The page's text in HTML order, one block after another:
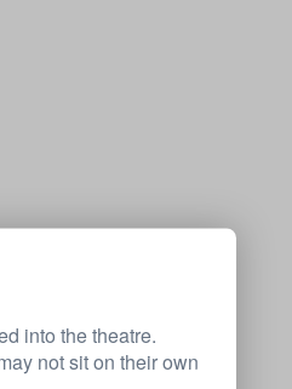
into the theatre.
not sit on their own